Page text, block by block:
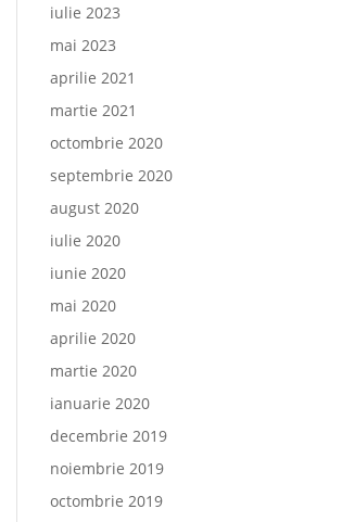
iulie 2023
mai 2023
aprilie 2021
martie 2021
octombrie 2020
septembrie 2020
august 2020
iulie 2020
iunie 2020
mai 2020
aprilie 2020
martie 2020
ianuarie 2020
decembrie 2019
noiembrie 2019
octombrie 2019